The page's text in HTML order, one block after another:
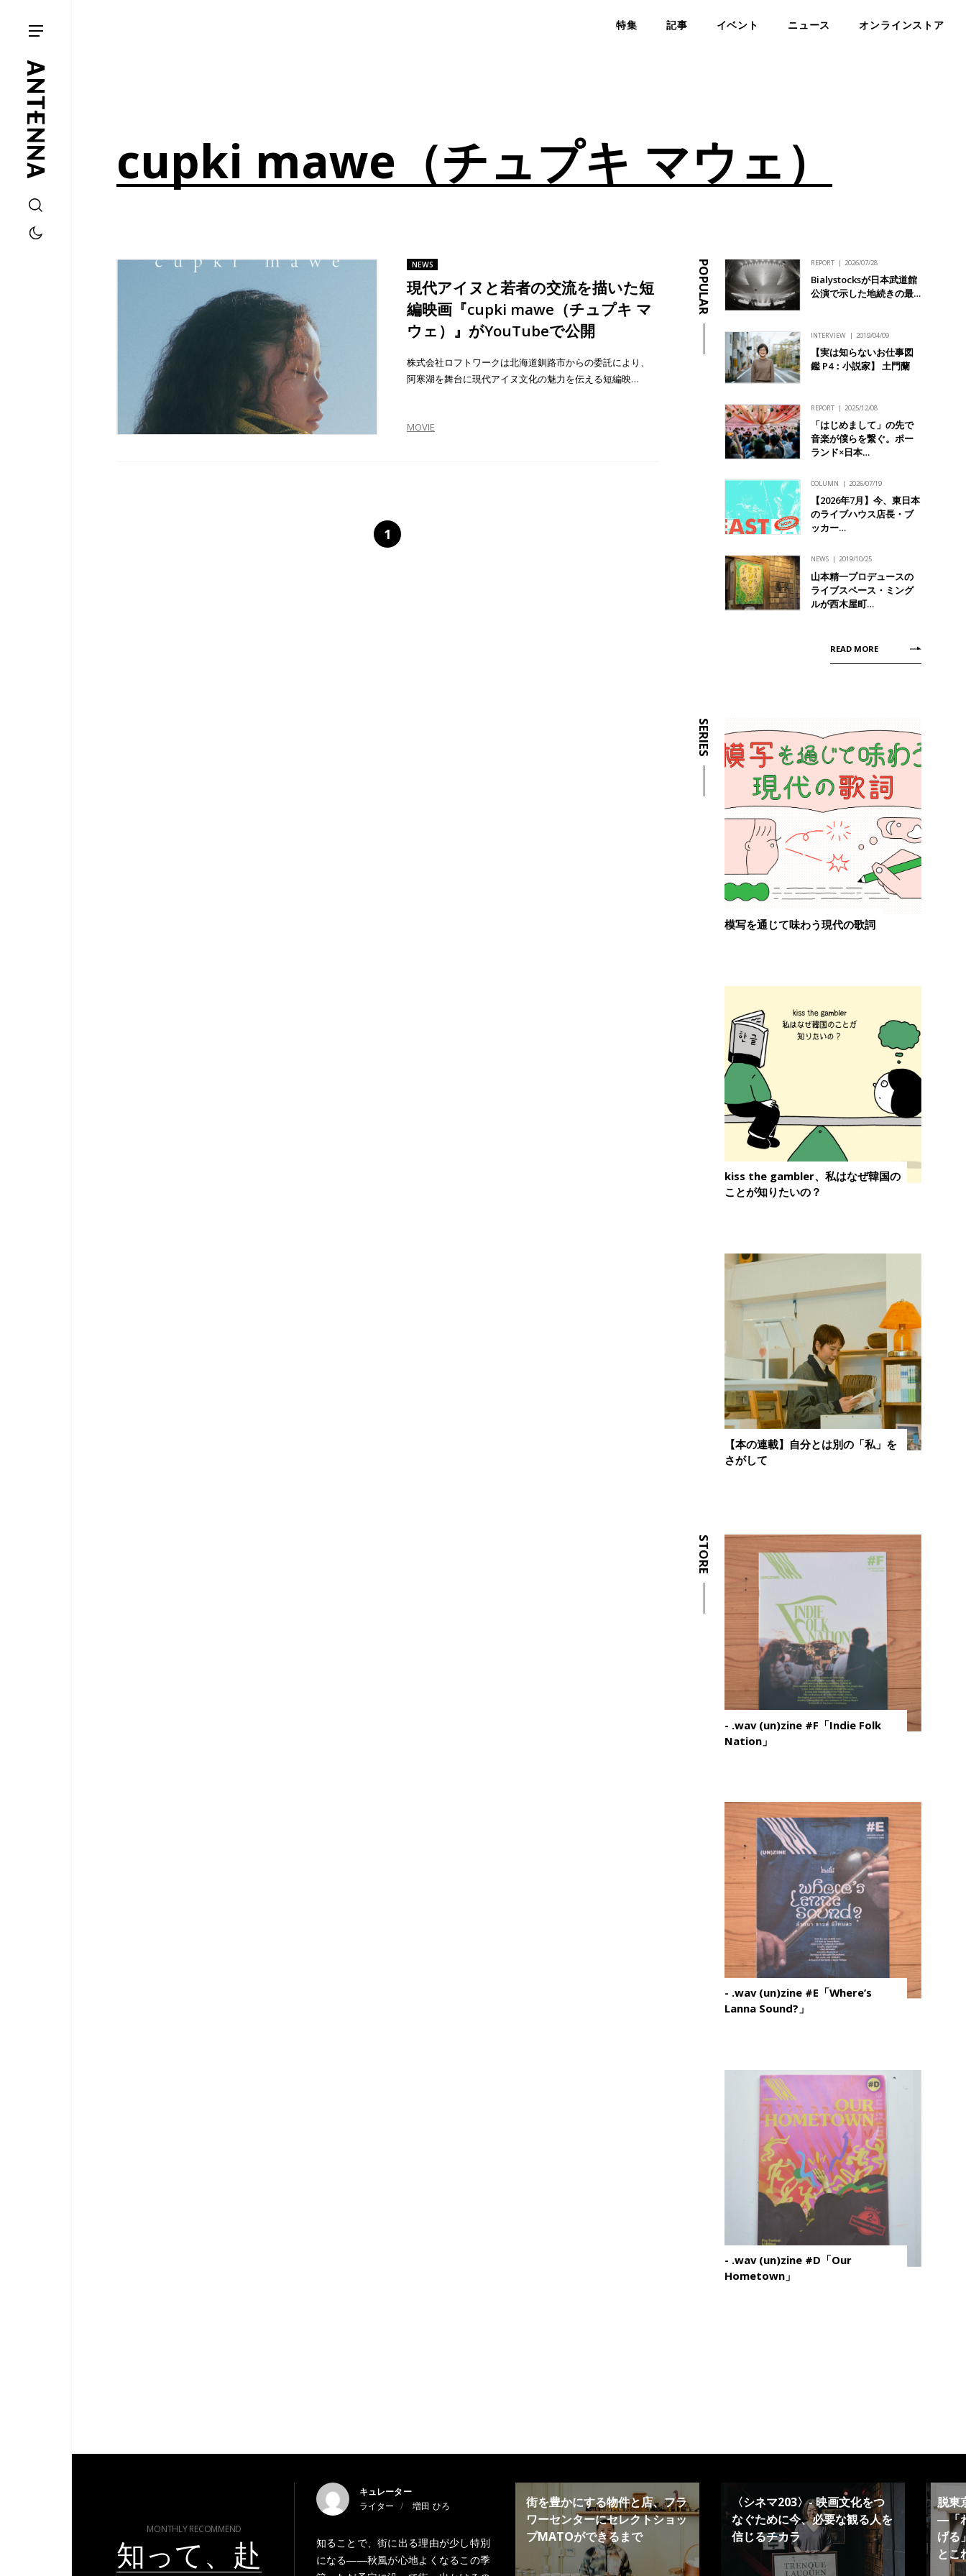
特集 記事 イベント ニュース オンラインストア
cupki mawe（チュプキ マウェ）
NEWS
現代アイヌと若者の交流を描いた短
編映画『cupki mawe（チュプキ マ
ウェ）』がYouTubeで公開
株式会社ロフトワークは北海道釧路市からの委託により、
阿寒湖を舞台に現代アイヌ文化の魅力を伝える短編映…
MOVIE
1
POPULAR REPORT 2026/07/28
Bialystocksが日本武道館
公演で示した地続きの最…
INTERVIEW 2019/04/09
【実は知らないお仕事図
鑑 P4：小説家】 土門蘭
REPORT 2025/12/08
「はじめまして」の先で
音楽が僕らを繋ぐ。ポー
ランド×日本…
COLUMN 2026/07/19
【2026年7月】今、東日本
のライブハウス店長・ブ
ッカー…
NEWS 2019/10/25
山本精一プロデュースの
ライブスペース・ミング
ルが西木屋町…
READ MORE
SERIES
模写を通じて味わう現代の歌詞
kiss the gambler、私はなぜ韓国の
ことが知りたいの？
【本の連載】自分とは別の「私」を
さがして
STORE
- .wav (un)zine #F「Indie Folk
Nation」
- .wav (un)zine #E「Where’s
Lanna Sound?」
- .wav (un)zine #D「Our
Hometown」
MONTHLY RECOMMEND
知って、赴
キュレーター
ライター
増田 ひろ
知ることで、街に出る理由が少し特別
になる――秋風が心地よくなるこの季
街を豊かにする物件と店、フラ
ワーセンターにセレクトショッ
プMATOができるまで
〈シネマ203〉- 映画文化をつ
なぐために今、必要な観る人を
信じるチカラ
脱東
―「
げる
とこ